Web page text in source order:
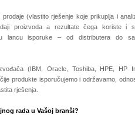
(vlastito rješenje koje prikuplja i
proizvoda a rezultate čega koriste i
lancu isporuke – od distributera do
(IBM, Oracle, Toshiba, HPE, HP
produkte isporučujemo i održavamo,
rješenja.
rada u Vašoj branši?